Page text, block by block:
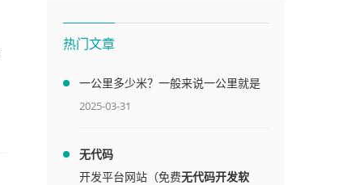
热门文章
一公里多少米？一般来说一公里就是
1000米
2025-03-31
无代码
开发平台网站（免费无代码开发软